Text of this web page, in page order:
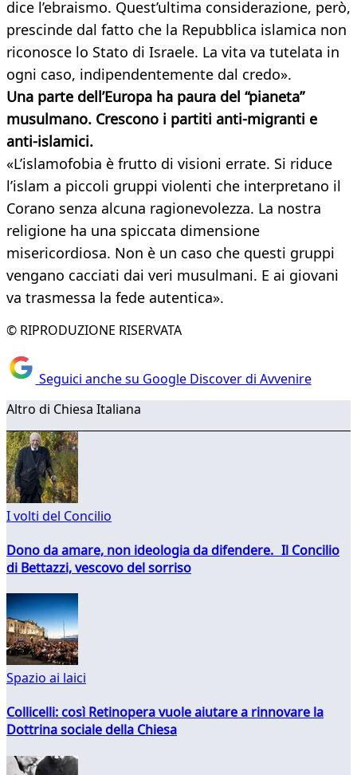
dice l’ebraismo. Quest’ultima considerazione, però,
prescinde dal fatto che la Repubblica islamica non
riconosce lo Stato di Israele. La vita va tutelata in
ogni caso, indipendentemente dal credo».
Una parte dell’Europa ha paura del “pianeta”
musulmano. Crescono i partiti anti-migranti e
anti-islamici.
«L’islamofobia è frutto di visioni errate. Si riduce
l’islam a piccoli gruppi violenti che interpretano il
Corano senza alcuna ragionevolezza. La nostra
religione ha una spiccata dimensione
misericordiosa. Non è un caso che questi gruppi
vengano cacciati dai veri musulmani. E ai giovani
va trasmessa la fede autentica».
© RIPRODUZIONE RISERVATA
Seguici anche su Google Discover di Avvenire
Altro di Chiesa Italiana
I volti del Concilio
Dono da amare, non ideologia da difendere. Il Concilio
di Bettazzi, vescovo del sorriso
Spazio ai laici
Collicelli: così Retinopera vuole aiutare a rinnovare la
Dottrina sociale della Chiesa